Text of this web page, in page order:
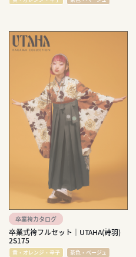
卒業袴カタログ
卒業式袴フルセット｜UTAHA(詩羽)
2S175
黄・オレンジ・辛子 茶色・ベージュ